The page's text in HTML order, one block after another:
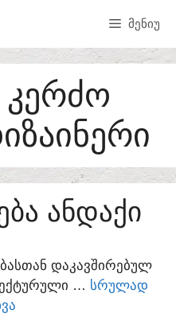
ᲛᲔᲜᲘᲣ
ᲙᲔᲠᲫᲝ
ᲐᲜᲓᲐᲥᲘ
ᲓᲐᲙᲐᲕᲨᲘᲠᲔᲑᲣᲚ
… ᲡᲠᲣᲚᲐᲓ